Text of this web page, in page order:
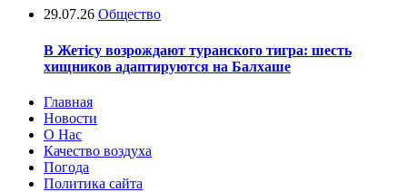
29.07.26 Общество
В Жетісу возрождают туранского тигра: шесть
хищников адаптируются на Балхаше
Главная
Новости
О Нас
Качество воздуха
Погода
Политика сайта